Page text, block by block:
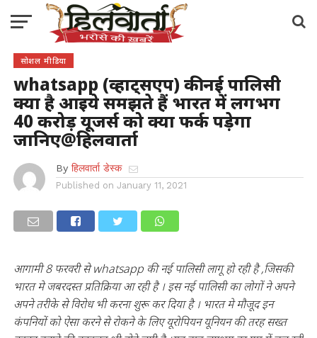
सोशल मीडिया
whatsapp (व्हाट्सएप) की नई पालिसी
क्या है आइये समझते हैं भारत में लगभग
40 करोड़ यूजर्स को क्या फर्क पड़ेगा
जानिए@हिलवार्ता
By हिलवार्ता डेस्क
Published on January 11, 2021
आगामी 8 फरवरी से whatsapp की नई पालिसी लागू हो रही है ,जिसकी
भारत मे जबरदस्त प्रतिक्रिया आ रही है । इस नई पालिसी का लोगों ने अपने
अपने तरीके से विरोध भी करना शुरू कर दिया है । भारत मे मौजूद इन
कंपनियों को ऐसा करने से रोकने के लिए यूरोपियन यूनियन की तरह सख्त